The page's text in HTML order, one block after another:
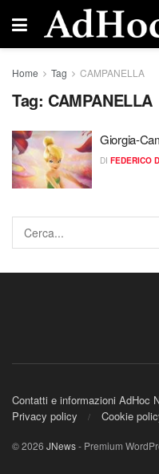
Home Tag CAMPANELLA
Tag: CAMPANELLA
Giorgia-
DI FEDERICO
Contatti e informazioni AdHoc
Privacy policy
Cookie
© 2026 JNews- Premium